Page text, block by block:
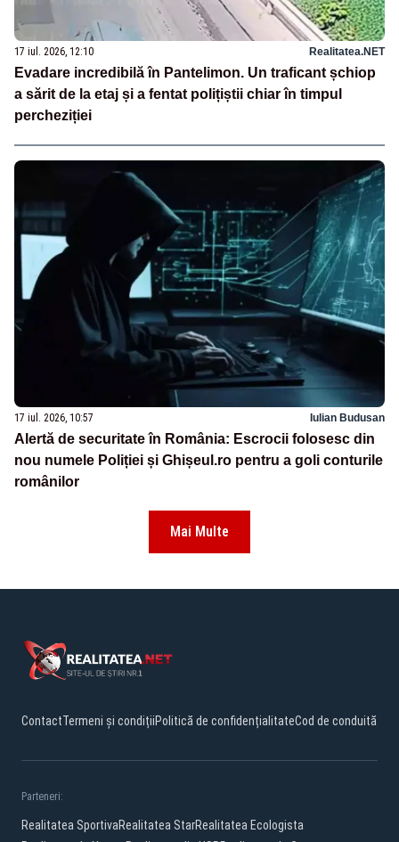
17 iul. 2026, 12:10 Realitatea.NET
Evadare incredibilă în Pantelimon. Un traficant șchiop
a sărit de la etaj și a fentat polițiștii chiar în timpul
percheziției
17 iul. 2026, 10:57 Iulian Budusan
Alertă de securitate în România: Escrocii folosesc din
nou numele Poliției și Ghișeul.ro pentru a goli conturile
românilor
Mai Multe
ContactTermeni și condițiiPolitică de confidențialitateCod de conduită
Parteneri:
Realitatea SportivaRealitatea StarRealitatea Ecologista